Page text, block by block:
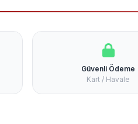
Güvenli Ödeme
Kart / Havale